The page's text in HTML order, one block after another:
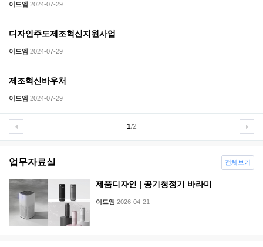
이드엠 2024-07-29
디자인주도제조혁신지원사업
이드엠 2024-07-29
제조혁신바우처
이드엠 2024-07-29
1/2
업무자료실
제품디자인 | 공기청정기 바라미
이드엠 2026-04-21
전체보기